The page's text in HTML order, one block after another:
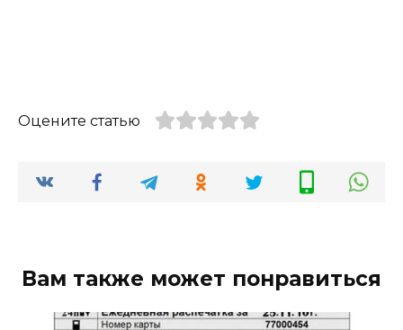
Оцените статью
Вам также может понравиться